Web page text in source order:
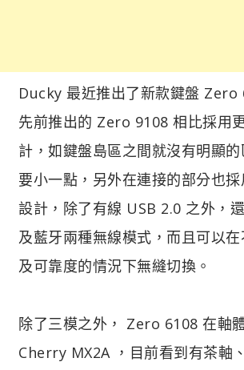
Ducky 最近推出了新款鍵盤 Zero
先前推出的 Zero 9108 相比採用
計，如鍵盤島區之間就沒有明顯
要小一點，另外在連接的部分也
設計，除了有線 USB 2.0 之外，
及藍牙兩種無線模式，而且可以
及可靠度的情況下無縫切換。
除了三模之外， Zero 6108 在軸
Cherry MX2A ，目前看到有茶軸